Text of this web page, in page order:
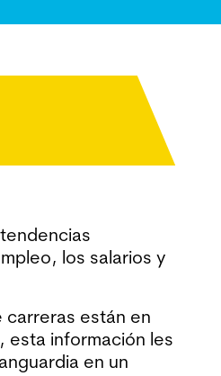
los salarios y
carreras están en
esta información les
en un